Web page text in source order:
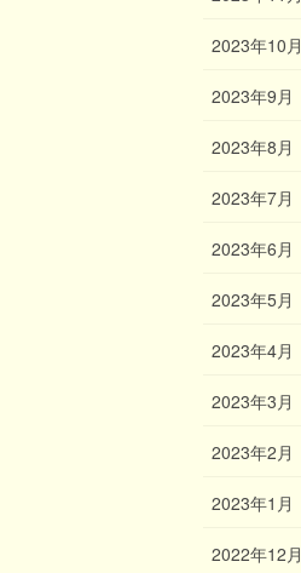
2023年10月
2023年9月
2023年8月
2023年7月
2023年6月
2023年5月
2023年4月
2023年3月
2023年2月
2023年1月
2022年12月